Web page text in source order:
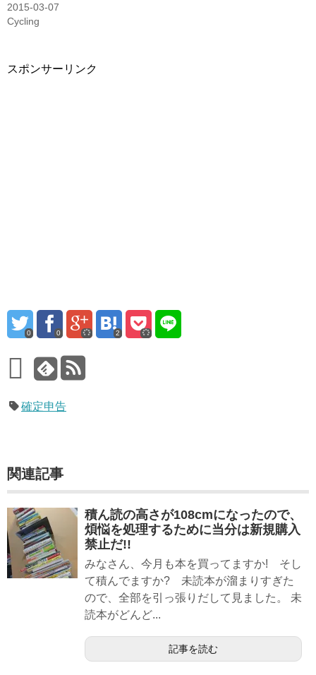
2015-03-07
Cycling
スポンサーリンク
0 0 2
確定申告
関連記事
積ん読の高さが108cmになったので、
煩悩を処理するために当分は新規購入
禁止だ!!
みなさん、今月も本を買ってますか! そし
て積んでますか? 未読本が溜まりすぎた
ので、全部を引っ張りだして見ました。 未
読本がどんど...
記事を読む